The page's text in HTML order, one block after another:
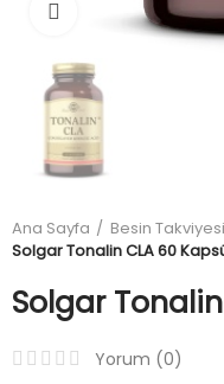
Ana Sayfa Besin Takviyesi
Solgar Tonalin CLA 60
Solgar
Yorum (0)